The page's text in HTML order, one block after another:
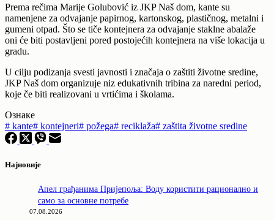
Prema rečima Marije Golubović iz JKP Naš dom, kante su
namenjene za odvajanje papirnog, kartonskog, plastičnog, metalni i
gumeni otpad. Što se tiče kontejnera za odvajanje staklne abalaže
oni će biti postavljeni pored postojećih kontejnera na više lokacija u
gradu.
U cilju podizanja svesti javnosti i značaja o zaštiti životne sredine,
JKP Naš dom organizuje niz edukativnih tribina za naredni period,
koje če biti realizovani u vrtićima i školama.
Ознаке
# kante# kontejneri# požega# reciklaža# zaštita životne sredine
Најновије
Апел грађанима Пријепоља: Воду користити рационално и
само за основне потребе
07.08.2026